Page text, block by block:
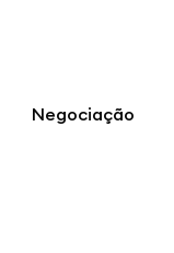
Negociação